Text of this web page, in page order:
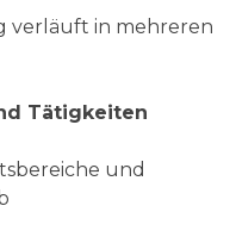
verläuft in mehreren
Tätigkeiten
und